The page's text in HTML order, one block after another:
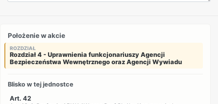
Położenie w akcie
ROZDZIAŁ
Rozdział 4 - Uprawnienia funkcjonariuszy Agencji
Bezpieczeństwa Wewnętrznego oraz Agencji Wywiadu
Blisko w tej jednostce
Art. 42